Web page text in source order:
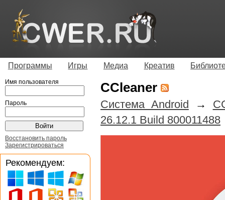
Программы Игры Медиа Креатив
CCleaner
Система Android →
26.12.1 Build 800011488
Имя пользователя
Пароль
Восстановить пароль
Зарегистрироваться
Рекомендуем: